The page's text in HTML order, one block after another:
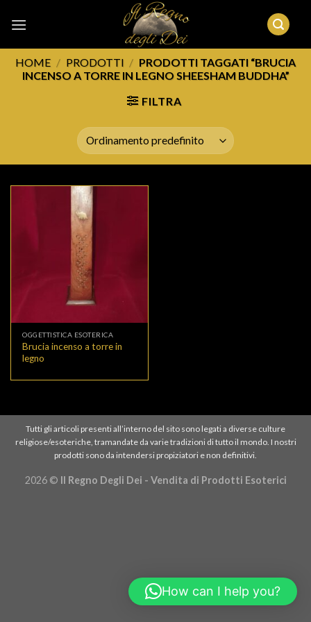
HOME / PRODOTTI / PRODOTTI TAGGATI “BRUCIA
INCENSO A TORRE IN LEGNO SHEESHAM BUDDHA”
FILTRA
OGGETTISTICA ESOTERICA
Brucia incenso a torre in
legno
Tutti gli articoli presenti all’interno del sito sono legati a diverse culture
religiose/esoteriche, tramandate da varie tradizioni di tutto il mondo. I nostri
prodotti sono da intendersi propiziatori e non definitivi.
2026 © Il Regno Degli Dei - Vendita di Prodotti Esoterici
How can I help you?